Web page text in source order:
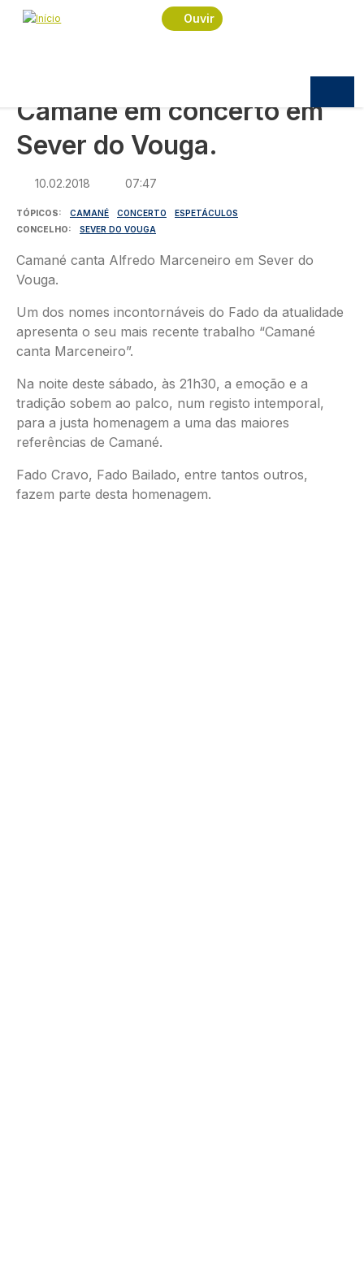
Passar para o conteúdo principal
Ouvir
Navegação estrutural
Início
Cultura
Camané em concerto em Sever do Vouga.
Camané em concerto em
Sever do Vouga.
10.02.2018 07:47
TÓPICOS CAMANÉ CONCERTO
ESPETÁCULOS
CONCELHO
SEVER DO VOUGA
Camané canta Alfredo Marceneiro em Sever do
Vouga.
Um dos nomes incontornáveis do Fado da atualidade
apresenta o seu mais recente trabalho “Camané
canta Marceneiro”.
Na noite deste sábado, às 21h30, a emoção e a
tradição sobem ao palco, num registo intemporal,
para a justa homenagem a uma das maiores
referências de Camané.
Fado Cravo, Fado Bailado, entre tantos outros,
fazem parte desta homenagem.